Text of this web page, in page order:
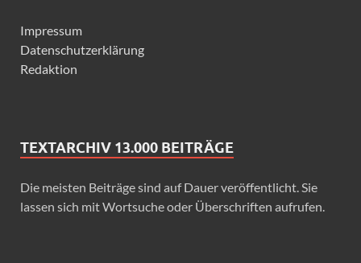
Impressum
Datenschutzerklärung
Redaktion
TEXTARCHIV 13.000 BEITRÄGE
Die meisten Beiträge sind auf Dauer veröffentlicht. Sie
lassen sich mit Wortsuche oder Überschriften aufrufen.